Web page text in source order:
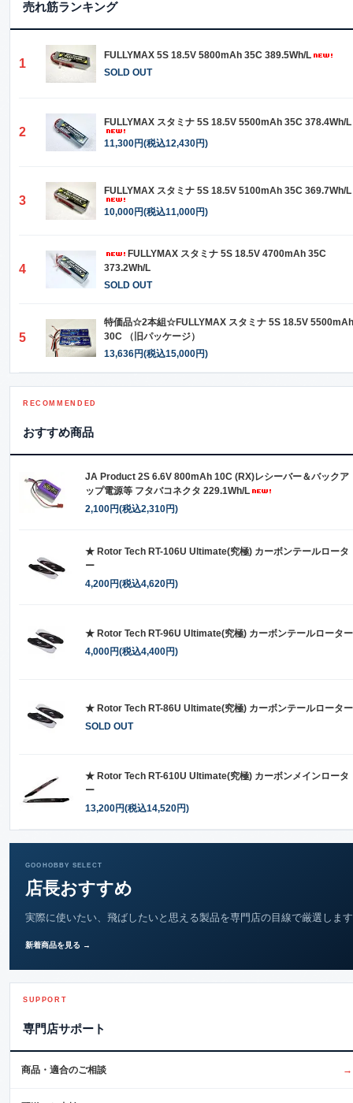
売れ筋ランキング
1
FULLYMAX 5S 18.5V 5800mAh 35C 389.5Wh/L
SOLD OUT
2
FULLYMAX スタミナ 5S 18.5V 5500mAh 35C 378.4Wh/L
11,300円(税込12,430円)
3
FULLYMAX スタミナ 5S 18.5V 5100mAh 35C 369.7Wh/L
10,000円(税込11,000円)
4
FULLYMAX スタミナ 5S 18.5V 4700mAh 35C
373.2Wh/L
SOLD OUT
5
特価品☆2本組☆FULLYMAX スタミナ 5S 18.5V 5500mAh
30C （旧パッケージ）
13,636円(税込15,000円)
RECOMMENDED
おすすめ商品
JA Product 2S 6.6V 800mAh 10C (RX)レシーバー＆バックア
ップ電源等 フタバコネクタ 229.1Wh/L
2,100円(税込2,310円)
★ Rotor Tech RT-106U Ultimate(究極) カーボンテールロータ
ー
4,200円(税込4,620円)
★ Rotor Tech RT-96U Ultimate(究極) カーボンテールローター
4,000円(税込4,400円)
★ Rotor Tech RT-86U Ultimate(究極) カーボンテールローター
SOLD OUT
★ Rotor Tech RT-610U Ultimate(究極) カーボンメインロータ
ー
13,200円(税込14,520円)
GOOHOBBY SELECT
店長おすすめ
実際に使いたい、飛ばしたいと思える製品を専門店の目線で厳選しま
新着商品を見る →
SUPPORT
専門店サポート
商品・適合のご相談 →